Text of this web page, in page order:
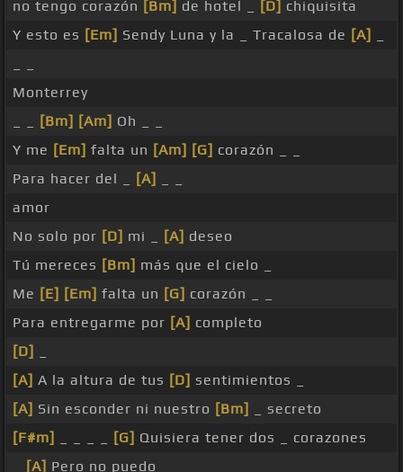
no tengo corazón [Bm] de hotel _ [D] chiquisita
Y esto es [Em] Sendy Luna y la _ Tracalosa de [A]
Monterrey
[Bm] [Am] Oh _ _
Y me [Em] falta un [Am] [G] corazón _ _
Para hacer del _
[A]
amor
No solo por [D] mi _ [A] deseo
Tú mereces [Bm] más que el cielo _
Me [E] [Em] falta un [G] corazón _ _
Para entregarme por [A] completo
[D]
[A] A la altura de tus [D] sentimientos _
[A] Sin esconder ni nuestro [Bm]
_ secreto
[F#m]
[G] Quisiera tener dos _ corazones
[A] Pero no puedo